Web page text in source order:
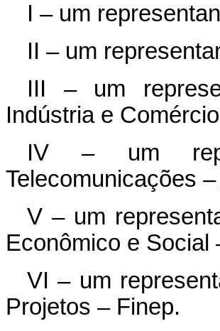
I – um
II – um
III – um
Indústria e
IV – um
Telecomunicações
V – um
Econômico e Social
VI – um
Projetos – Finep.